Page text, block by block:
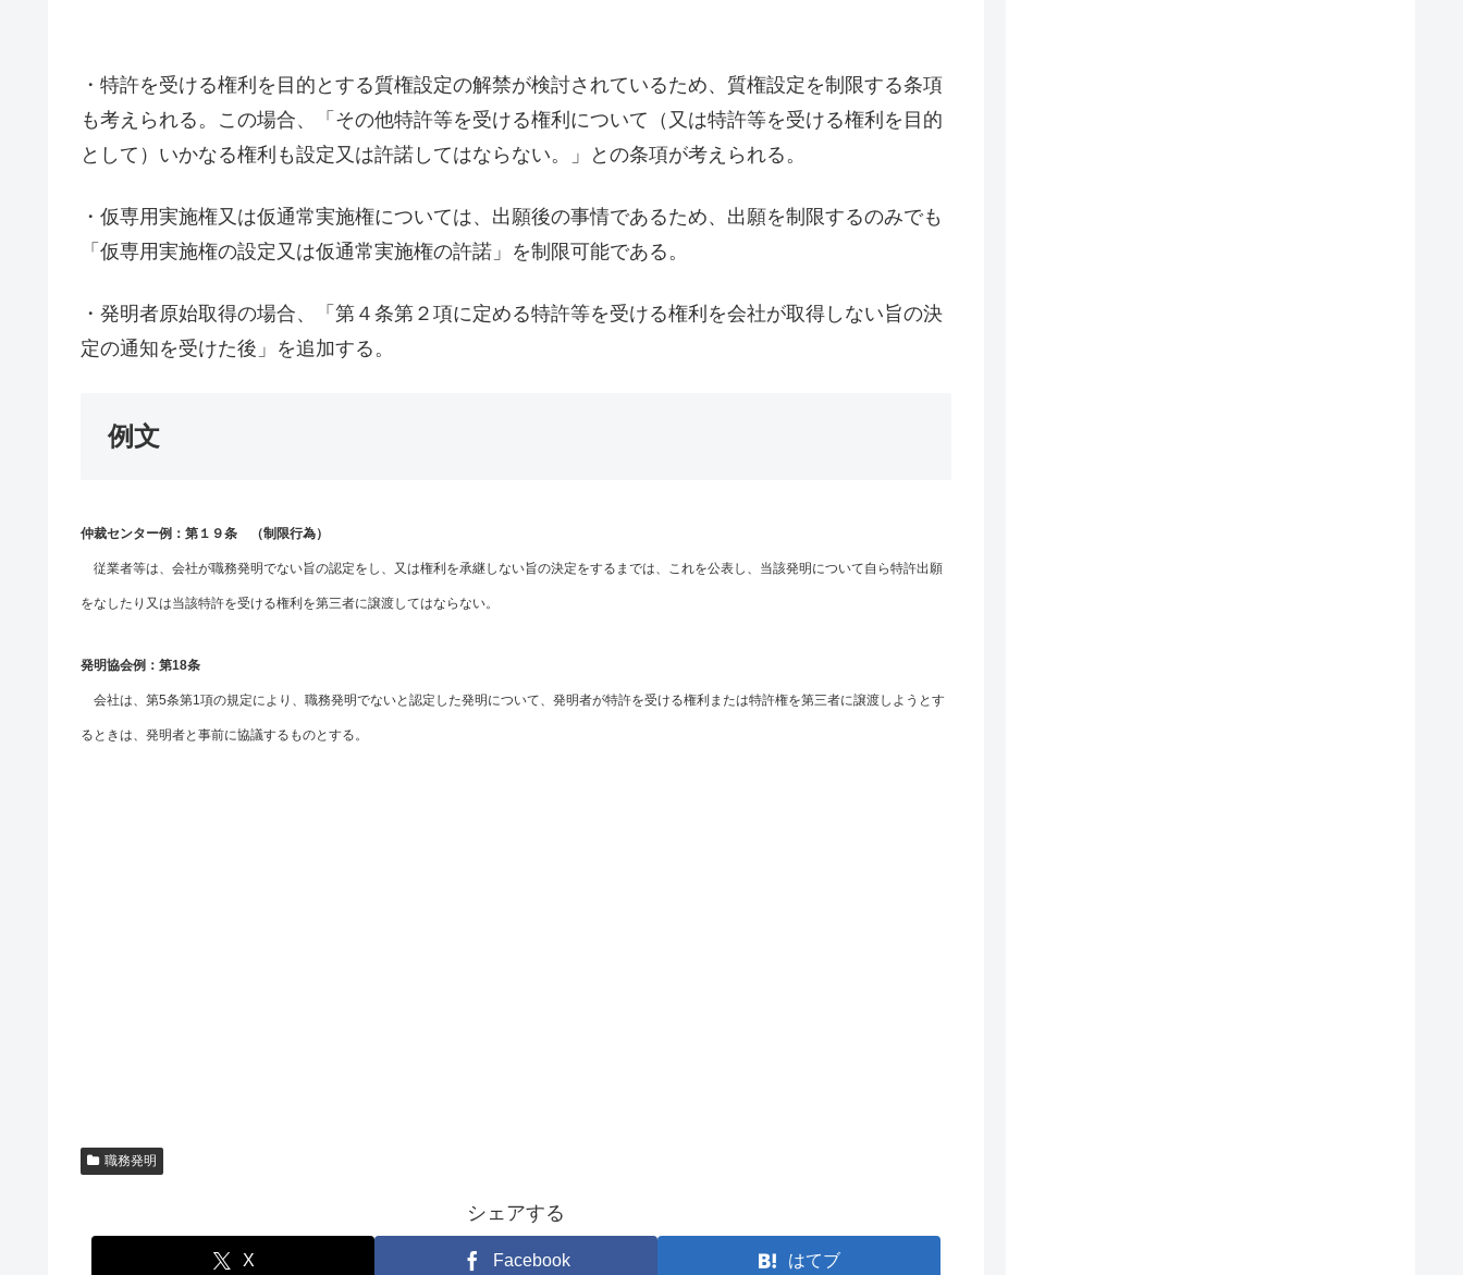
・特許を受ける権利を目的とする質権設定の解禁が検討されているため、質権設定を制限する条項
も考えられる。この場合、「その他特許等を受ける権利について（又は特許等を受ける権利を目的
として）いかなる権利も設定又は許諾してはならない。」との条項が考えられる。
・仮専用実施権又は仮通常実施権については、出願後の事情であるため、出願を制限するのみでも
「仮専用実施権の設定又は仮通常実施権の許諾」を制限可能である。
・発明者原始取得の場合、「第４条第２項に定める特許等を受ける権利を会社が取得しない旨の決
定の通知を受けた後」を追加する。
例文
仲裁センター例：第１９条 （制限行為）
従業者等は、会社が職務発明でない旨の認定をし、又は権利を承継しない旨の決定をするまでは、これを公表し、当該発明について自ら特許出願
をなしたり又は当該特許を受ける権利を第三者に譲渡してはならない。
発明協会例：第18条
会社は、第5条第1項の規定により、職務発明でないと認定した発明について、発明者が特許を受ける権利または特許権を第三者に譲渡しようとす
るときは、発明者と事前に協議するものとする。
職務発明
シェアする
X Facebook はてブ